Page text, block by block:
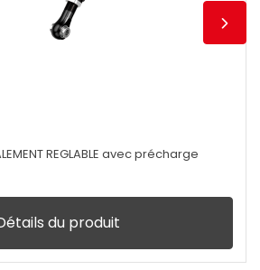
REGLABLE avec précharge
du produit